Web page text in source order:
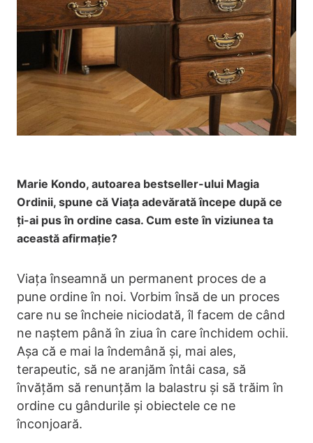
Marie Kondo, autoarea bestseller-ului Magia
Ordinii, spune că Viața adevărată începe după ce
ți-ai pus în ordine casa. Cum este în viziunea ta
această afirmație?
Viața înseamnă un permanent proces de a
pune ordine în noi. Vorbim însă de un proces
care nu se încheie niciodată, îl facem de când
ne naștem până în ziua în care închidem ochii.
Așa că e mai la îndemână și, mai ales,
terapeutic, să ne aranjăm întâi casa, să
învățăm să renunțăm la balastru și să trăim în
ordine cu gândurile și obiectele ce ne
înconjoară.